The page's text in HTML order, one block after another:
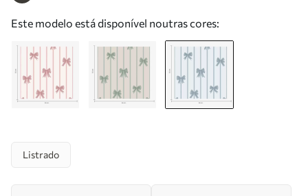
Este modelo está disponível noutras cores:
Listrado